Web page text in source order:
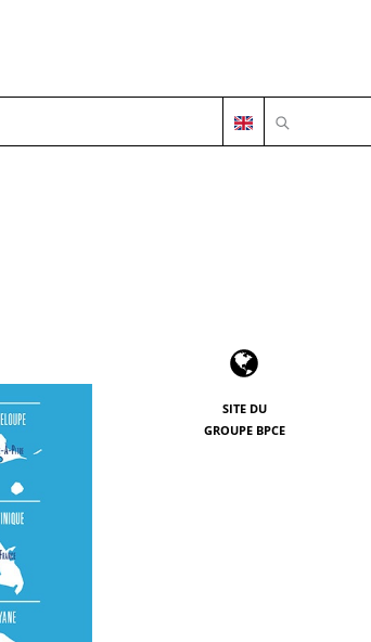
OUVRIR LA
SITE DU
GROUPE BPCE